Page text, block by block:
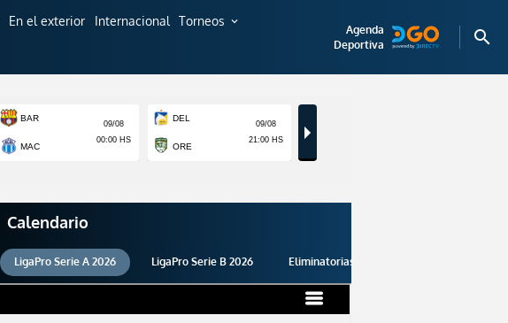
En el exterior Internacional Torneos expand_more
Agenda
Deportiva
search
Calendario
LigaPro Serie A 2026 LigaPro Serie B 2026 Eliminatorias 2026